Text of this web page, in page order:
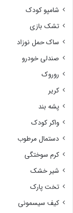
شامپو کودک
تشک بازی
ساک حمل نوزاد
صندلی خودرو
روروک
کریر
پشه بند
واکر کودک
دستمال مرطوب
کرم سوختگی
شیر خشک
تخت پارک
کیف سیسمونی